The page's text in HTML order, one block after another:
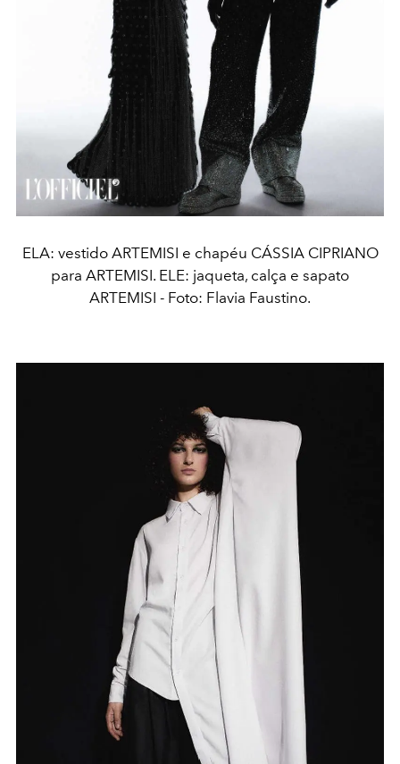
ELA: vestido ARTEMISI e chapéu CÁSSIA CIPRIANO
para ARTEMISI. ELE: jaqueta, calça e sapato
ARTEMISI - Foto: Flavia Faustino.